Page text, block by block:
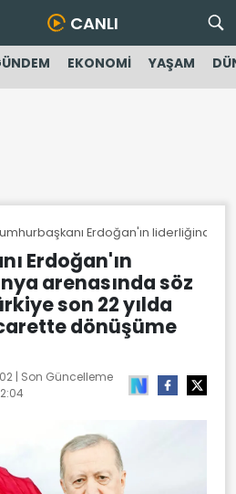
CANLI
EKONOMİ YAŞAM
Erdoğan'ın liderliğinde
Erdoğan'ın
arenasında söz
son 22 yılda
dönüşüme
| Son Güncelleme